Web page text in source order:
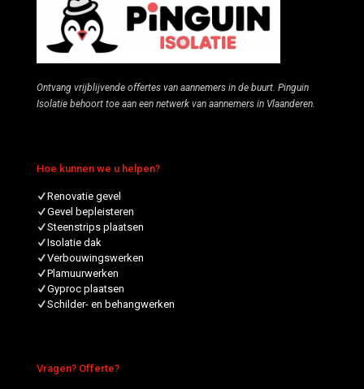
Ontvang vrijblijvende offertes van aannemers in de buurt. Pinguin
Isolatie behoort toe aan een netwerk van aannemers in Vlaanderen.
Hoe kunnen we u helpen?
Renovatie gevel
Gevel bepleisteren
Steenstrips plaatsen
Isolatie dak
Verbouwingswerken
Plamuurwerken
Gyproc plaatsen
Schilder- en behangwerken
Vragen? Offerte?